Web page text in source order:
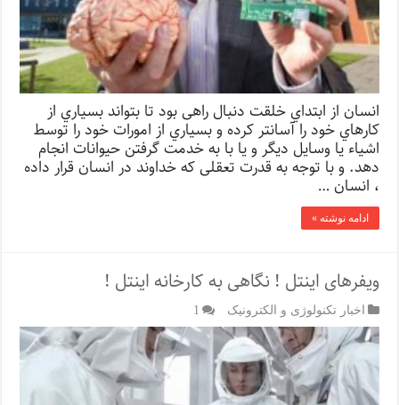
انسان از ابتداي خلقت دنبال راهی بود تا بتواند بسیاري از
کارهاي خود را آسانتر کرده و بسیاري از امورات خود را توسط
اشیاء یا وسایل دیگر و یا با به خدمت گرفتن حیوانات انجام
دهد. و با توجه به قدرت تعقلی که خداوند در انسان قرار داده
، انسان …
ادامه نوشته »
ویفرهای اینتل ! نگاهی به کارخانه اینتل !
اخبار تکنولوژی و الکترونیک 1